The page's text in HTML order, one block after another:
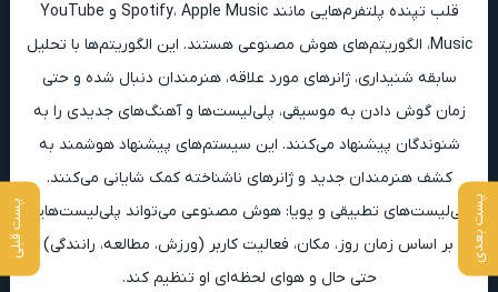
پست بعدی پست قبلی
قلب تپنده پلتفرم‌هایی مانند Spotify، Apple Music و YouTube
Music، الگوریتم‌های هوش مصنوعی هستند. این الگوریتم‌ها با تحلیل
سابقه شنیداری، ژانرهای مورد علاقه، هنرمندان دنبال شده و حتی
زمان گوش دادن به موسیقی، پلی‌لیست‌ها و آهنگ‌های جدیدی را به
شنوندگان پیشنهاد می‌کنند. این سیستم‌های پیشنهاد هوشمند به
کشف هنرمندان جدید و ژانرهای ناشناخته کمک شایانی می‌کنند.
پلی‌لیست‌های تطبیقی و پویا: هوش مصنوعی می‌تواند پلی‌لیست‌هایی
را بر اساس زمان روز، مکان، فعالیت کاربر (ورزش، مطالعه، رانندگی) و
حتی حال و هوای لحظه‌ای او تنظیم کند.